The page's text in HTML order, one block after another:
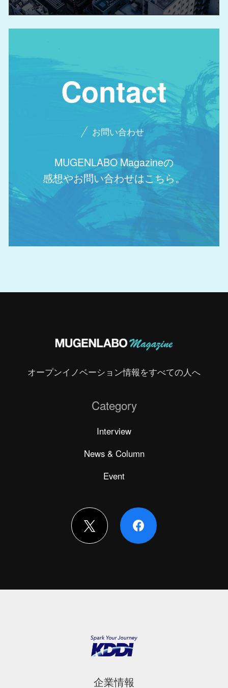
Contact
お問い合わせ
MUGENLABO Magazineの
感想やお問い合わせはこちら。
オープンイノベーション情報をすべての人へ
Category
Interview
News & Column
Event
企業情報